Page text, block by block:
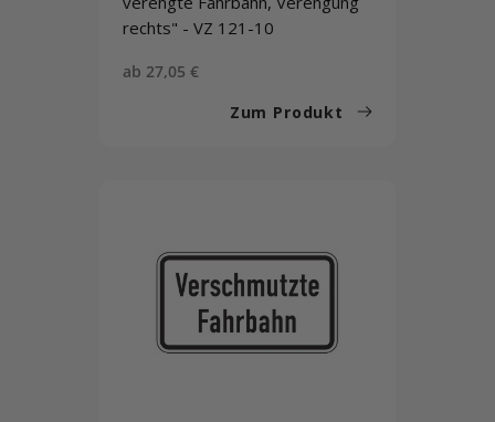
rechts" - VZ 121-10
Sonderpreis
ab 27,05 €
Zum Produkt